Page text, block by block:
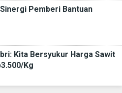
Pemberi Bantuan
Kita Bersyukur Harga Sawit
Kg